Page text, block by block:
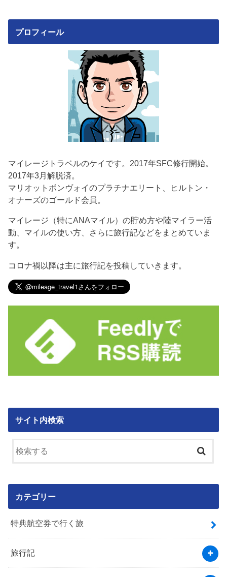
プロフィール
マイレージトラベルのケイです。2017年SFC修行開始。
2017年3月解脱済。
マリオットボンヴォイのプラチナエリート、ヒルトン・
オナーズのゴールド会員。
マイレージ（特にANAマイル）の貯め方や陸マイラー活
動、マイルの使い方、さらに旅行記などをまとめていま
す。
コロナ禍以降は主に旅行記を投稿していきます。
サイト内検索
カテゴリー
特典航空券で行く旅
旅行記